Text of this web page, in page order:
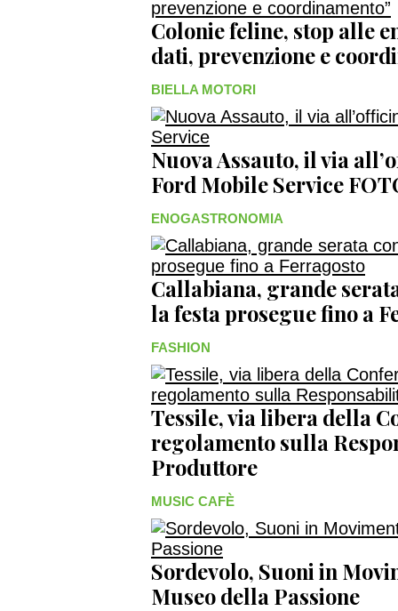
Colonie feline, stop alle
dati, prevenzione e
BIELLA MOTORI
Nuova Assauto, il via
Ford Mobile Service
ENOGASTRONOMIA
Callabiana, grande
la festa prosegue fino a
FASHION
Tessile, via libera della
regolamento sulla
Produttore
MUSIC CAFÈ
Sordevolo, Suoni in
Museo della Passione